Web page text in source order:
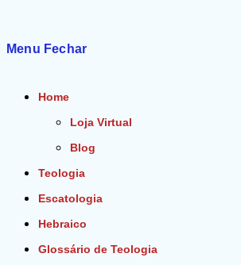
Menu Fechar
Home
Loja Virtual
Blog
Teologia
Escatologia
Hebraico
Glossário de Teologia